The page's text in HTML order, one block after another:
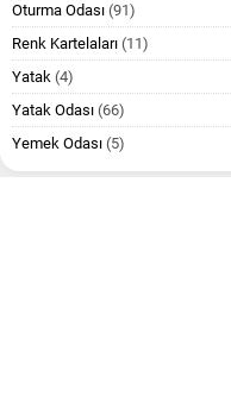
Oturma Odası (91)
Renk Kartelaları (11)
Yatak (4)
Yatak Odası (66)
Yemek Odası (5)